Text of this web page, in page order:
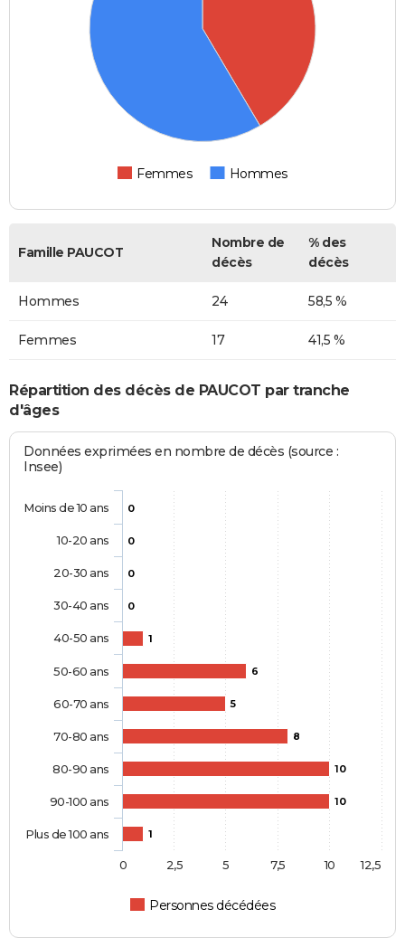
Femmes Hommes
Famille PAUCOT
Nombre de
décès
% des
décès
Hommes 24 58,5 %
Femmes 17 41,5 %
Répartition des décès de PAUCOT par tranche
d'âges
Données exprimées en nombre de décès (source :
Insee)
0
0
0
0
1
6
5
8
10
10
1
Personnes décédées
Moins de 10 ans
10-20 ans
20-30 ans
30-40 ans
40-50 ans
50-60 ans
60-70 ans
70-80 ans
80-90 ans
90-100 ans
Plus de 100 ans
0 10
2,5 5 7,5 12,5